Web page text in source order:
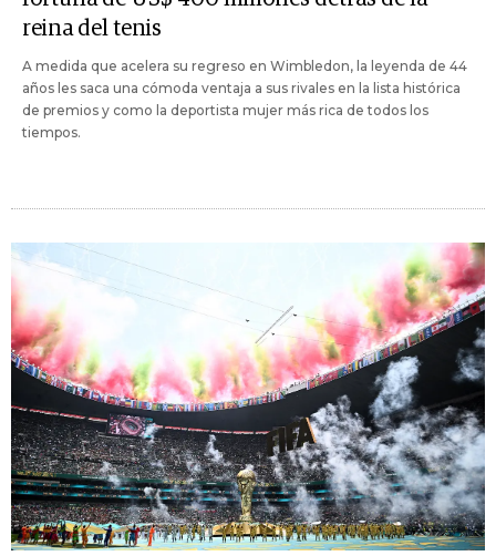
reina del tenis
A medida que acelera su regreso en Wimbledon, la leyenda de 44
años les saca una cómoda ventaja a sus rivales en la lista histórica
de premios y como la deportista mujer más rica de todos los
tiempos.